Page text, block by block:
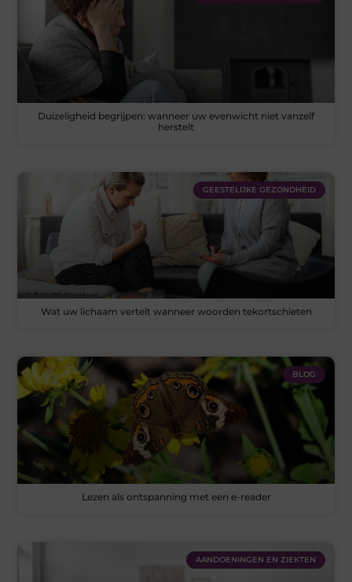
Duizeligheid begrijpen: wanneer uw evenwicht niet vanzelf
herstelt
GEESTELIJKE GEZONDHEID
Wat uw lichaam vertelt wanneer woorden tekortschieten
BLOG
Lezen als ontspanning met een e-reader
AANDOENINGEN EN ZIEKTEN